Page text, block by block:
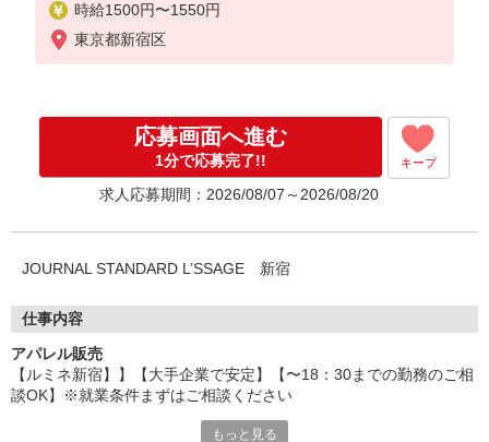
時給1500円〜1550円
東京都新宿区
応募画面へ進む
1分で応募完了!! キープ
求人応募期間：2026/08/07～2026/08/20
JOURNAL STANDARD L’SSAGE 新宿
仕事内容
アパレル販売
【ルミネ新宿】】【大手企業で安定】【〜18：30までの勤務のご相
談OK】※就業条件まずはご相談ください
◎人気レディースアパレルブランドの販売スタッフさんを大募集！
もっと見る